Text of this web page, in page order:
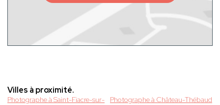
Villes à proximité.
Photographe à Saint-Fiacre-sur-
Photographe à Château-Thébaud